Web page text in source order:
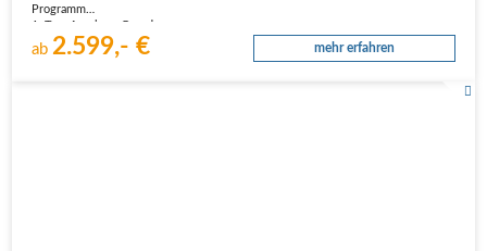
Programm
SAMSTAG
In Gourdon empfängt uns die familiär geführte…
ab 2.599,- € mehr erfahren